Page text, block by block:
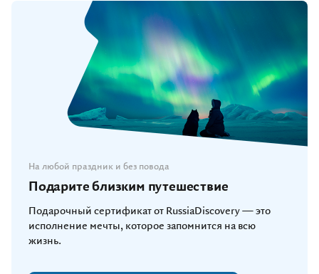
На любой праздник и без повода
Подарите близким путешествие
Подарочный сертификат от RussiaDiscovery — это
исполнение мечты, которое запомнится на всю
жизнь.